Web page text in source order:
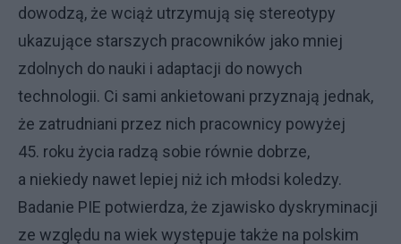
dowodzą, że wciąż utrzymują się stereotypy
ukazujące starszych pracowników jako mniej
zdolnych do nauki i adaptacji do nowych
technologii. Ci sami ankietowani przyznają jednak,
że zatrudniani przez nich pracownicy powyżej
45. roku życia radzą sobie równie dobrze,
a niekiedy nawet lepiej niż ich młodsi koledzy.
Badanie PIE potwierdza, że zjawisko dyskryminacji
ze względu na wiek występuje także na polskim